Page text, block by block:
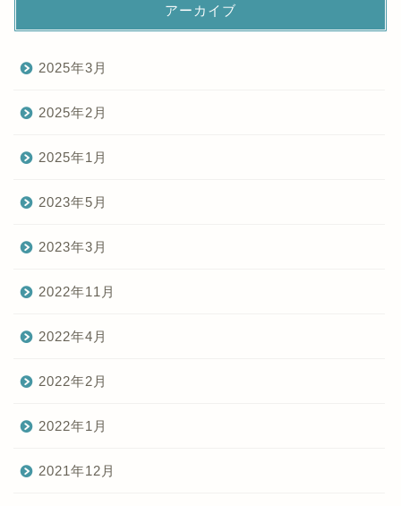
アーカイブ
2025年3月
2025年2月
2025年1月
2023年5月
2023年3月
2022年11月
2022年4月
2022年2月
2022年1月
2021年12月